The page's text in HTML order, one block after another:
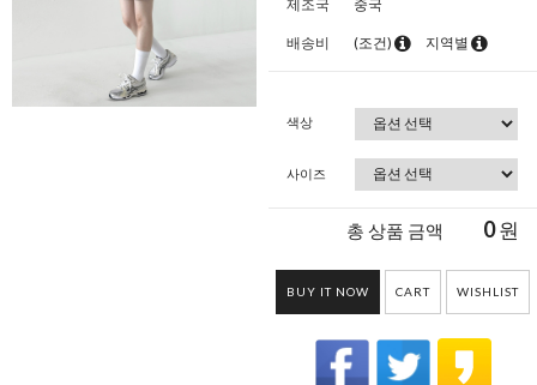
제조국 중국
배송비 (조건) 지역별
색상
사이즈
총 상품 금액 0원
BUY IT NOW CART WISHLIST